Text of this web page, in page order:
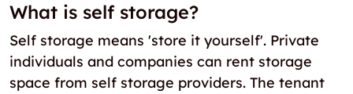
What is self storage?
Self storage means 'store it yourself'. Private
individuals and companies can rent storage
space from self storage providers. The tenant